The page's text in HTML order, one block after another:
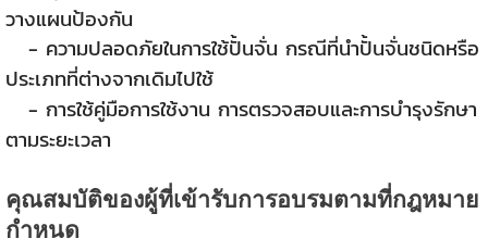
วางแผนป้องกัน
- ความปลอดภัยในการใช้ปั้นจั่น กรณีที่นำปั้นจั่นชนิดหรือ
ประเภทที่ต่างจากเดิมไปใช้
- การใช้คู่มือการใช้งาน การตรวจสอบและการบำรุงรักษา
ตามระยะเวลา
คุณสมบัติของผู้ที่เข้ารับการอบรมตามที่กฎหมาย
กำหนด